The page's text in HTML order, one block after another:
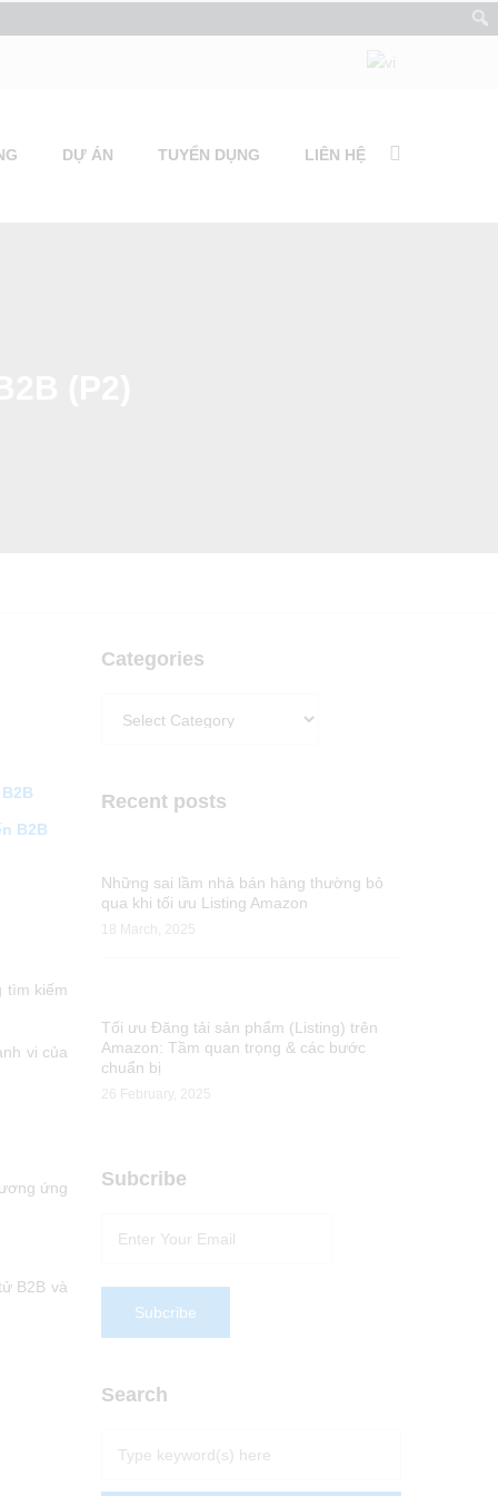
DỰ ÁN TUYỂN DỤNG LIÊN HỆ
B2B
tìm kiếm
vi của
ứng
B2B và
Categories
Recent posts
Những sai lầm nhà bán hàng thường bỏ
qua khi tối ưu Listing Amazon
18 March, 2025
Tối ưu Đăng tải sản phẩm (Listing) trên
Amazon: Tầm quan trọng & các bước
chuẩn bị
26 February, 2025
Subcribe
Search